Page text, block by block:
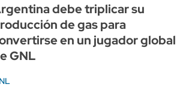
debe triplicar su
de gas para
en un jugador global
GNL